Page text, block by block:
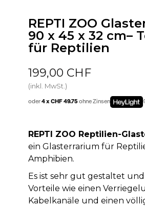
REPTI ZOO
90 x 45 x 32 cm–
für Reptilien
199,00 CHF
(inkl. MwSt.)
oder4 x CHF 49.75ohne Zinsen
REPTI ZOO Reptilien-
ein Glasterrarium für
Amphibien.
Es ist sehr gut gestaltet
Vorteile wie einen
Kabelkanäle und einen